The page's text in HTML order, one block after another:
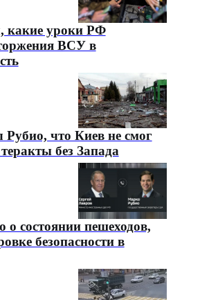
какие уроки РФ
ВСУ в
Рубио, что Киев не смог
без Запада
о состоянии пешеходов,
безопасности в